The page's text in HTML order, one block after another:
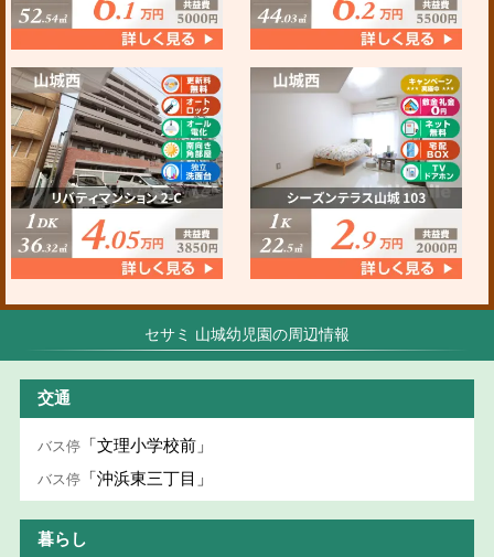
セサミ 山城幼児園の周辺情報
交通
バス停 「文理小学校前」
バス停 「沖浜東三丁目」
暮らし